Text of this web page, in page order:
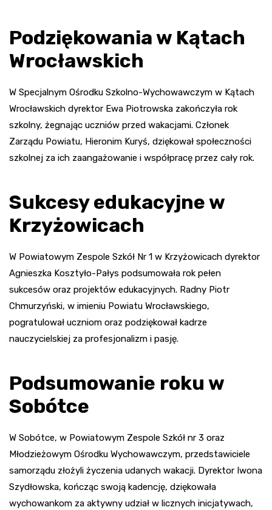
Podziękowania w Kątach
Wrocławskich
W Specjalnym Ośrodku Szkolno-Wychowawczym w Kątach
Wrocławskich dyrektor Ewa Piotrowska zakończyła rok
szkolny, żegnając uczniów przed wakacjami. Członek
Zarządu Powiatu, Hieronim Kuryś, dziękował społeczności
szkolnej za ich zaangażowanie i współpracę przez cały rok.
Sukcesy edukacyjne w
Krzyżowicach
W Powiatowym Zespole Szkół Nr 1 w Krzyżowicach dyrektor
Agnieszka Kosztyło-Pałys podsumowała rok pełen
sukcesów oraz projektów edukacyjnych. Radny Piotr
Chmurzyński, w imieniu Powiatu Wrocławskiego,
pogratulował uczniom oraz podziękował kadrze
nauczycielskiej za profesjonalizm i pasję.
Podsumowanie roku w
Sobótce
W Sobótce, w Powiatowym Zespole Szkół nr 3 oraz
Młodzieżowym Ośrodku Wychowawczym, przedstawiciele
samorządu złożyli życzenia udanych wakacji. Dyrektor Iwona
Szydłowska, kończąc swoją kadencję, dziękowała
wychowankom za aktywny udział w licznych inicjatywach,